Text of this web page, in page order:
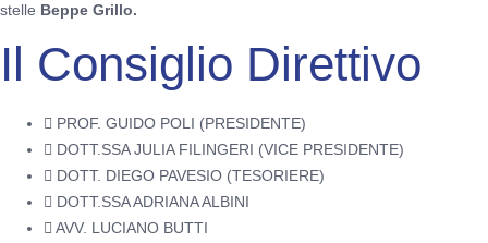
stelle Beppe Grillo.
Il Consiglio Direttivo
PROF. GUIDO POLI (PRESIDENTE)
DOTT.SSA JULIA FILINGERI (VICE PRESIDENTE)
DOTT. DIEGO PAVESIO (TESORIERE)
DOTT.SSA ADRIANA ALBINI
AVV. LUCIANO BUTTI